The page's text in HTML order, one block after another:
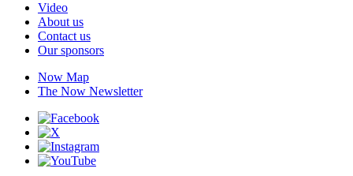
Video
About us
Contact us
Our sponsors
Now Map
The Now Newsletter